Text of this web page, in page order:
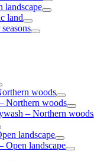
landscape
land
woods
Northern woods
– Northern woods
landscape
Open landscape